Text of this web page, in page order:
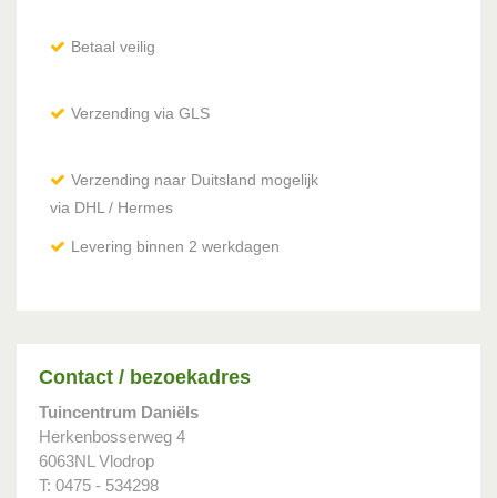
Betaal veilig
Verzending via GLS
Verzending naar Duitsland mogelijk
via DHL / Hermes
Levering binnen 2 werkdagen
Contact / bezoekadres
Tuincentrum Daniëls
Herkenbosserweg 4
6063NL Vlodrop
T: 0475 - 534298